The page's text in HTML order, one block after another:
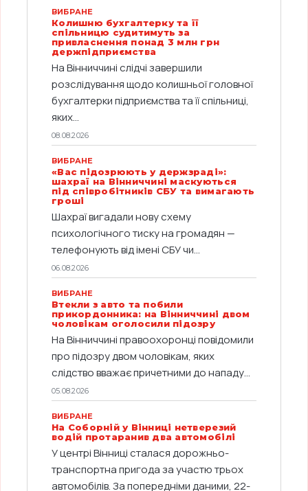
ВИБРАНЕ
Колишню бухгалтерку та її
спільницю судитимуть за
привласнення понад 3 млн грн
держпідприємства
На Вінниччині слідчі завершили
розслідування щодо колишньої головної
бухгалтерки підприємства та її спільниці,
яких...
08.08.2026
ВИБРАНЕ
«Вас підозрюють у держзраді»:
шахраї на Вінниччині маскуються
під співробітників СБУ та вимагають
гроші
Шахраї вигадали нову схему
психологічного тиску на громадян —
телефонують від імені СБУ чи...
06.08.2026
ВИБРАНЕ
Втекли з авто та побили
прикордонника: на Вінниччині двом
чоловікам оголосили підозру
На Вінниччині правоохоронці повідомили
про підозру двом чоловікам, яких
слідство вважає причетними до нападу...
05.08.2026
ВИБРАНЕ
На Соборній у Вінниці нетверезий
водій протаранив два автомобілі
У центрі Вінниці сталася дорожньо-
транспортна пригода за участю трьох
автомобілів. За попередніми даними, 22-